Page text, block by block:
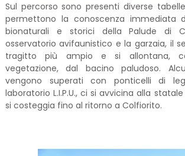
Sul percorso sono presenti diverse
permettono la conoscenza immediata
bionaturali e storici della Palude di
osservatorio avifaunistico e la garzaia, il
tragitto più ampio e si allontana,
vegetazione, dal bacino paludoso.
vengono superati con ponticelli di
laboratorio L.I.P.U., ci si avvicina alla
si costeggia fino al ritorno a Colfiorito.